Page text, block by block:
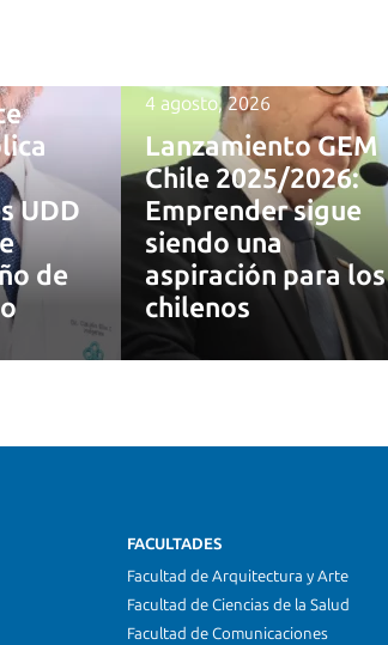
UDD
de
4 agosto, 2026
Lanzamiento GEM
Chile 2025/2026:
Emprender sigue
siendo una
aspiración para los
chilenos
FACULTADES
Facultad de Arquitectura y Arte
Facultad de Ciencias de la Salud
Facultad de Comunicaciones